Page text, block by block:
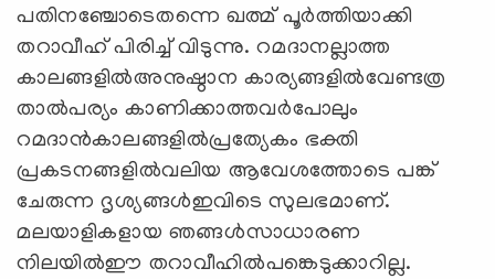
പതിനഞ്ചോടെതന്നെ ഖത്മ് പൂര്‍ത്തിയാക്കി
തറാവീഹ് പിരിച്ച് വിടുന്നു. റമദാനല്ലാത്ത
കാലങ്ങളില്‍അനുഷ്ഠാന കാര്യങ്ങളില്‍വേണ്ടത്ര
താല്‍പര്യം കാണിക്കാത്തവര്‍പോലും
റമദാന്‍കാലങ്ങളില്‍പ്രത്യേകം ഭക്തി
പ്രകടനങ്ങളില്‍വലിയ ആവേശത്തോടെ പങ്ക്
ചേരുന്ന ദൃശ്യങ്ങള്‍ഇവിടെ സുലഭമാണ്.
മലയാളികളായ ഞങ്ങള്‍സാധാരണ
നിലയില്‍ഈ തറാവീഹില്‍പങ്കെടുക്കാറില്ല.